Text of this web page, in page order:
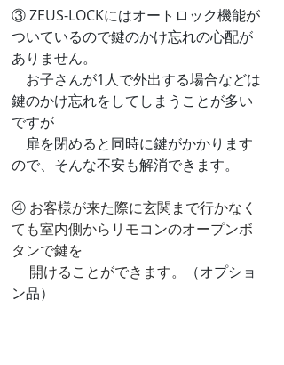
③ ZEUS-LOCKにはオートロック機能が
ついているので鍵のかけ忘れの心配が
ありません。
お子さんが1人で外出する場合などは
鍵のかけ忘れをしてしまうことが多い
ですが
扉を閉めると同時に鍵がかかります
ので、そんな不安も解消できます。
④ お客様が来た際に玄関まで行かなく
ても室内側からリモコンのオープンボ
タンで鍵を
開けることができます。
（オプショ
ン品）